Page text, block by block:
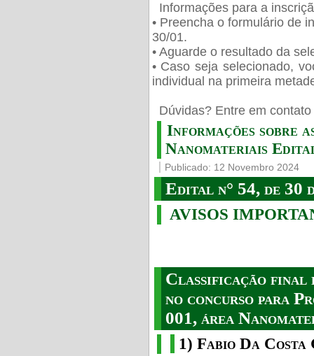
Informações para a
• Preencha o formulário de
30/01.
• Aguarde o resultado da
• Caso seja selecionado,
individual na primeira
Dúvidas? Entre em
Informações sobre
Nanomateriais
Publicado: 12 Novembro 2024
Edital n° 54, de 30
AVISOS
Classificação final
no concurso para
001, área
1) Fabio Da